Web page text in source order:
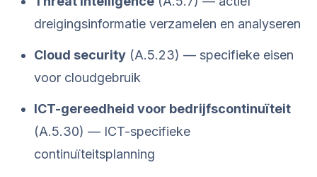
dreigingsinformatie verzamelen en analyseren
Cloud security (A.5.23) — specifieke eisen
voor cloudgebruik
ICT-gereedheid voor bedrijfscontinuïteit
(A.5.30) — ICT-specifieke
continuïteitsplanning